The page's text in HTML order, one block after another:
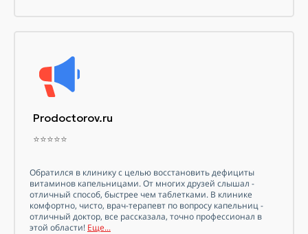
Prodoctorov.ru
⭐⭐⭐⭐⭐
Обратился в клинику с целью восстановить дефициты
витаминов капельницами. От многих друзей слышал -
отличный способ, быстрее чем таблетками. В клинике
комфортно, чисто, врач-терапевт по вопросу капельниц -
отличный доктор, все рассказала, точно профессионал в
этой области! Еще...